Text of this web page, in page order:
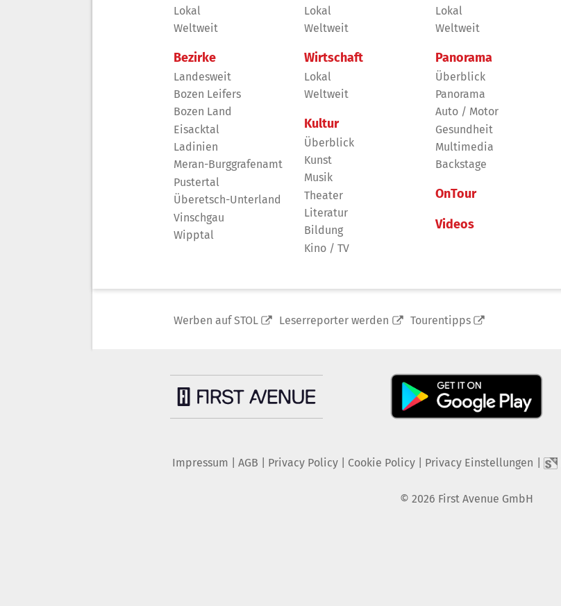
Lokal
Weltweit
Bezirke
Landesweit
Bozen Leifers
Bozen Land
Eisacktal
Ladinien
Meran-Burggrafenamt
Pustertal
Überetsch-Unterland
Vinschgau
Wipptal
Lokal
Weltweit
Wirtschaft
Lokal
Weltweit
Kultur
Überblick
Kunst
Musik
Theater
Literatur
Bildung
Kino / TV
Lokal
Weltweit
Panorama
Überblick
Panorama
Auto / Motor
Gesundheit
Multimedia
Backstage
OnTour
Videos
Werben auf STOL Leserreporter werden Tourentipps
Impressum AGB Privacy Policy| Cookie Policy| Privacy Einstellungen
© 2026 First Avenue GmbH